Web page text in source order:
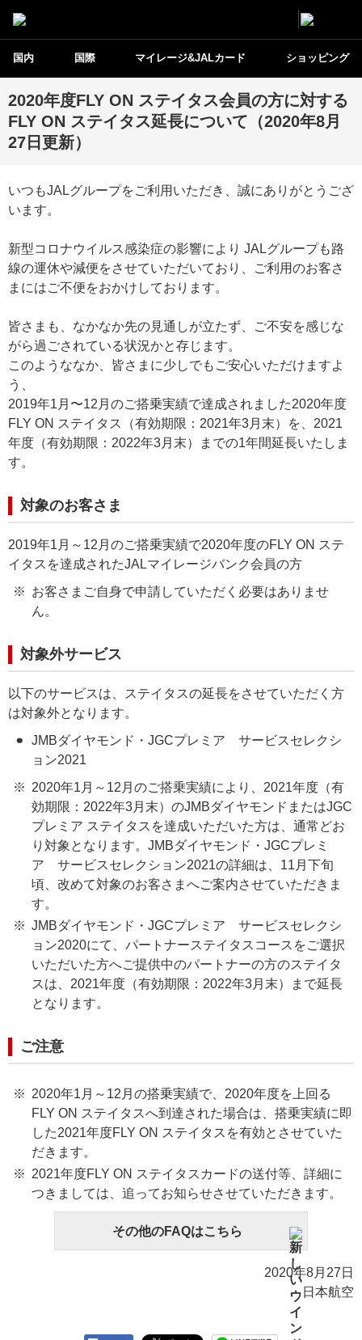
国内 国際 マイレージ&JALカード ショッピング
2020年度FLY ON ステイタス会員の方に対する
FLY ON ステイタス延長について（2020年8月
27日更新）
いつもJALグループをご利用いただき、誠にありがとうござ
います。
新型コロナウイルス感染症の影響により JALグループも路
線の運休や減便をさせていただいており、ご利用のお客さ
まにはご不便をおかけしております。
皆さまも、なかなか先の見通しが立たず、ご不安を感じな
がら過ごされている状況かと存じます。
このようななか、皆さまに少しでもご安心いただけますよ
う、
2019年1⽉〜12⽉のご搭乗実績で達成されました2020年度
FLY ON ステイタス（有効期限：2021年3月末）を、2021
年度（有効期限：2022年3月末）までの1年間延長いたしま
す。
対象のお客さま
2019年1月～12月のご搭乗実績で2020年度のFLY ON ステ
イタスを達成されたJALマイレージバンク会員の方
お客さまご自身で申請していただく必要はありませ
ん。
対象外サービス
以下のサービスは、ステイタスの延長をさせていただく方
は対象外となります。
JMBダイヤモンド・JGCプレミア サービスセレクシ
ョン2021
2020年1月～12月のご搭乗実績により、2021年度（有
効期限：2022年3月末）のJMBダイヤモンドまたはJGC
プレミア ステイタスを達成いただいた方は、通常どお
り対象となります。JMBダイヤモンド・JGCプレミ
ア サービスセレクション2021の詳細は、11月下旬
頃、改めて対象のお客さまへご案内させていただきま
す。
JMBダイヤモンド・JGCプレミア サービスセレクシ
ョン2020にて、パートナーステイタスコースをご選択
いただいた方へご提供中のパートナーの方のステイタ
スは、2021年度（有効期限：2022年3月末）まで延長
となります。
ご注意
2020年1月～12月の搭乗実績で、2020年度を上回る
FLY ON ステイタスへ到達された場合は、搭乗実績に即
した2021年度FLY ON ステイタスを有効とさせていた
だきます。
2021年度FLY ON ステイタスカードの送付等、詳細に
つきましては、追ってお知らせさせていただきます。
その他のFAQはこちら
2020年8月27日
日本航空